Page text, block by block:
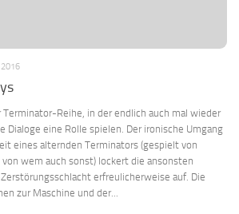
2016
Reihe, in der endlich auch mal wieder
Dialoge eine Rolle spielen. Der ironische Umgang
eines alternden Terminators (gespielt von
wem auch sonst) lockert die ansonsten
erfreulicherweise auf. Die
zur Maschine und der...